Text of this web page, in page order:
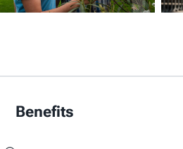
Benefits